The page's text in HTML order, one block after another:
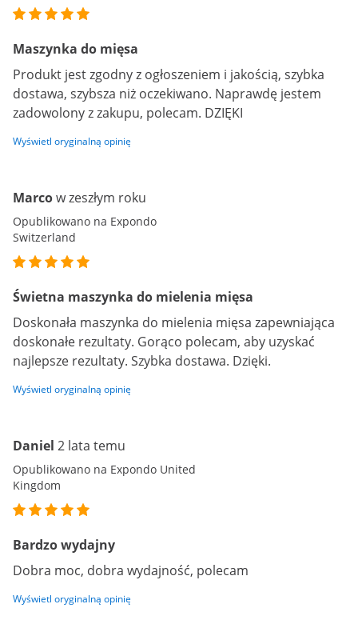
Maszynka do mięsa
Produkt jest zgodny z ogłoszeniem i jakością, szybka
dostawa, szybsza niż oczekiwano. Naprawdę jestem
zadowolony z zakupu, polecam. DZIĘKI
Wyświetl oryginalną opinię
Marcow zeszłym roku
Opublikowano na Expondo
Switzerland
Świetna maszynka do mielenia mięsa
Doskonała maszynka do mielenia mięsa zapewniająca
doskonałe rezultaty. Gorąco polecam, aby uzyskać
najlepsze rezultaty. Szybka dostawa. Dzięki.
Wyświetl oryginalną opinię
Daniel 2 lata temu
Opublikowano na Expondo United
Kingdom
Bardzo wydajny
Dobra moc, dobra wydajność, polecam
Wyświetl oryginalną opinię